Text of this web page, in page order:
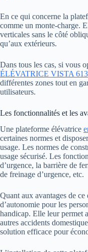
En ce qui concerne la
comme un monte-charge.
verticales sans le côté
qu’aux extérieurs.
Dans tous les cas, si vous
ÉLÉVATRICE VISTA 613
différentes zones tout en
utilisateurs.
Les fonctionnalités et les
Une plateforme élévatrice
certaines normes et
usage. Les normes de
usage sécurisé. Les
d’urgence, la barrière de
de freinage d’urgence, etc.
Quant aux avantages de
d’autonomie pour les
handicap. Elle leur permet
autres accidents
solution efficace pour